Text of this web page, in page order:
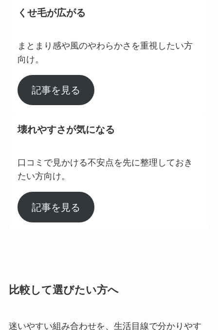
くせ毛が広がる
まとまり感や風のやわらかさを重視したい方
向け。
記事を見る
壊れやすさが気になる
口コミで見かける不安点を先に整理しておき
たい方向け。
記事を見る
比較して選びたい方へ
迷いやすい組み合わせを、生活目線で分かりやす